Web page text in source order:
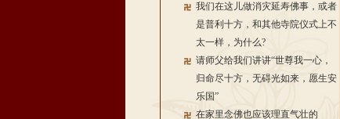
我们在这儿做消灾延寿佛事，或者
是普利十方，和其他寺院仪式上不
太一样，为什么?
请师父给我们讲讲“世尊我一心，
归命尽十方，无碍光如来，愿生安
乐国”
在家里念佛也应该理直气壮的